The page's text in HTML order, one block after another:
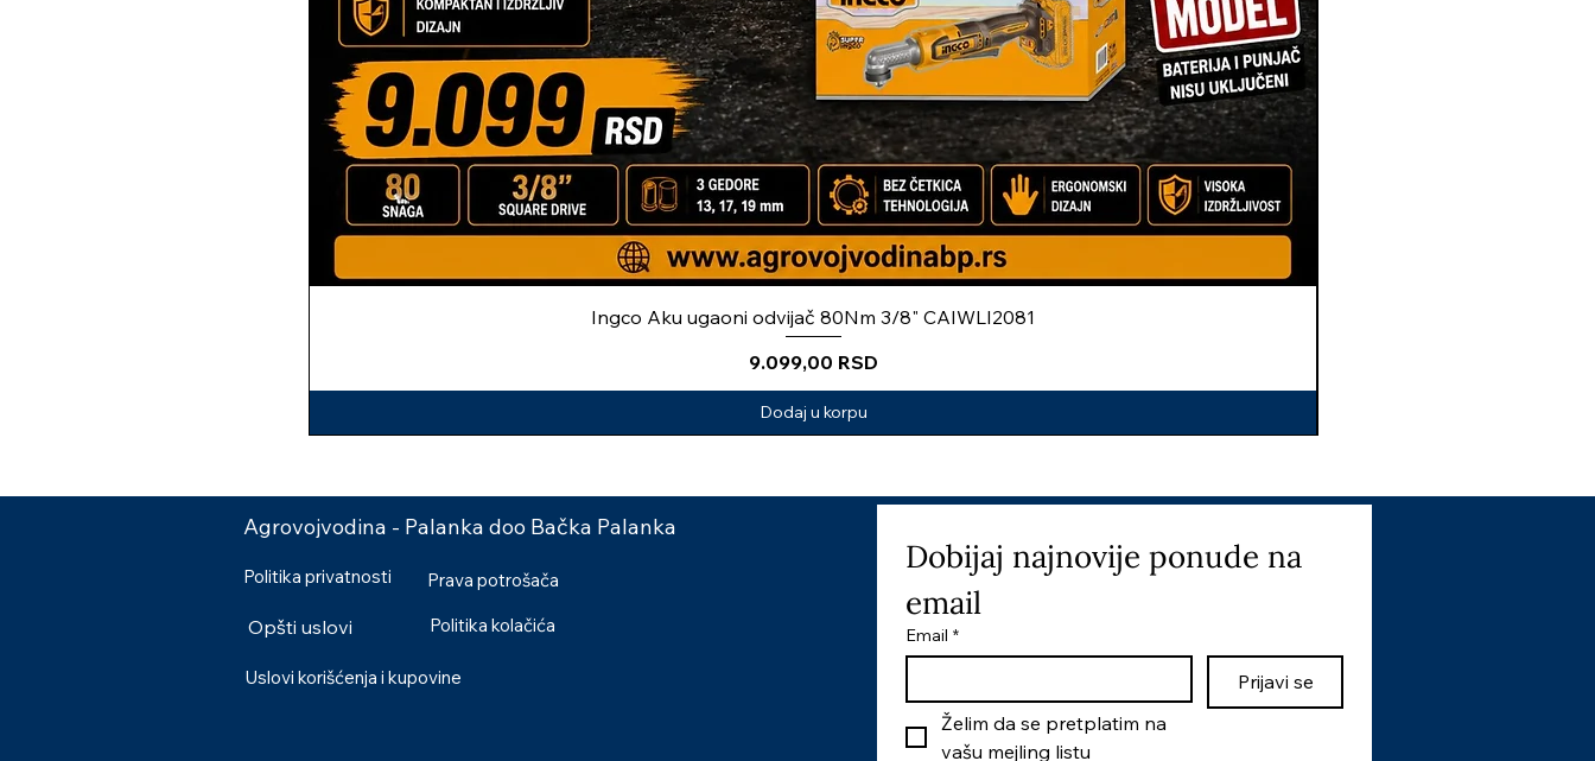
Ingco Aku ugaoni odvijač 80Nm 3/8" CAIWLI2081
Price
9.099,00 RSD
Dodaj u korpu
Agrovojvodina - Palanka doo Bačka Palanka
Politika privatnosti
Opšti uslovi
Prava potrošača
Politika kolačića
Uslovi korišćenja i kupovine
Dobijaj najnovije ponude na
email
Email *
Prijavi se
Želim da se pretplatim na
vašu mejling listu